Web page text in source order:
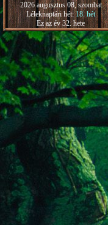
2026 augusztus 08, szombat
Léleknaptári hét:18. hét
Ez az év 32. hete